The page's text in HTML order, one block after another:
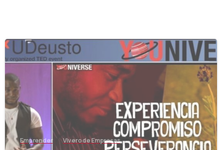
Emprender Vivero de Empresas